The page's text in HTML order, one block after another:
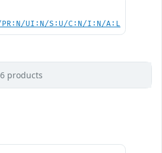
PR:N/UI:N/S:U/C:N/I:N/A:L
products